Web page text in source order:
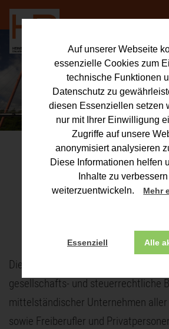
Auf unserer Webseite
essenzielle Cookies zum
technische Funktionen
Datenschutz zu
diesen Essenziellen setzen
nur mit Ihrer Einwilligung
Zugriffe auf unsere
anonymisiert analysieren
Diese Informationen helfen
Inhalte zu
weiterzuentwickeln.
Mehr
Essenziell Alle
HEINBERG &
Die laufende betriebswirtschaftliche,
gesellschafts- und steuerrechtliche
mittelständischer Unternehmen
sowie Freiberufler und